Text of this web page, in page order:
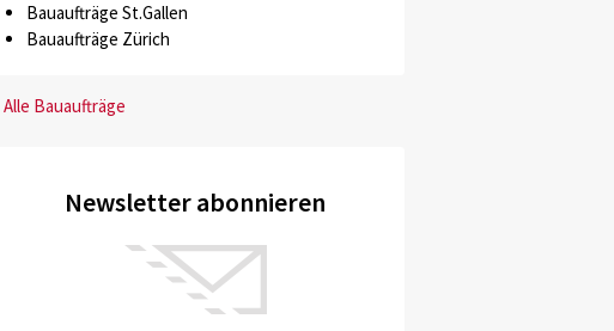
Bauaufträge St.Gallen
Bauaufträge Zürich
Alle Bauaufträge
Newsletter abonnieren